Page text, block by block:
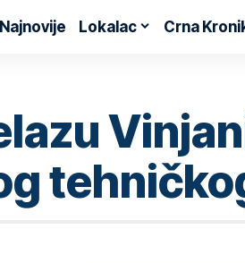
Najnovije Lokalac Crna